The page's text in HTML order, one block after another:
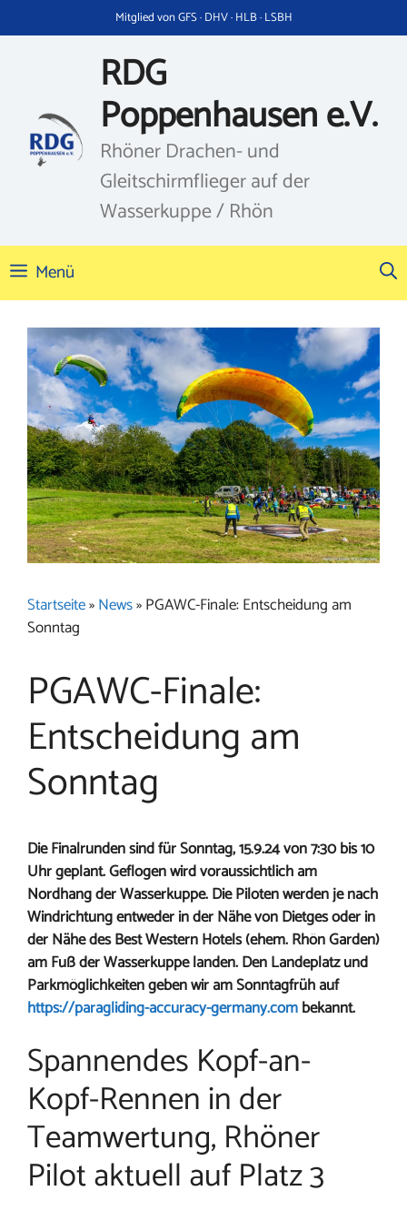
Inhalt
Mitglied von GFS · DHV · HLB · LSBH
RDG
Poppenhausen e.V.
Rhöner Drachen- und
Gleitschirmflieger auf der
Wasserkuppe / Rhön
Menü
Startseite»News»PGAWC-Finale: Entscheidung am
Sonntag
PGAWC-Finale:
Entscheidung am
Sonntag
Die Finalrunden sind für Sonntag, 15.9.24 von 7:30 bis 10
Uhr geplant. Geflogen wird voraussichtlich am
Nordhang der Wasserkuppe. Die Piloten werden je nach
Windrichtung entweder in der Nähe von Dietges oder in
der Nähe des Best Western Hotels (ehem. Rhön Garden)
am Fuß der Wasserkuppe landen. Den Landeplatz und
Parkmöglichkeiten geben wir am Sonntagfrüh auf
https://paragliding-accuracy-germany.combekannt.
Spannendes Kopf-an-
Kopf-Rennen in der
Teamwertung, Rhöner
Pilot aktuell auf Platz 3